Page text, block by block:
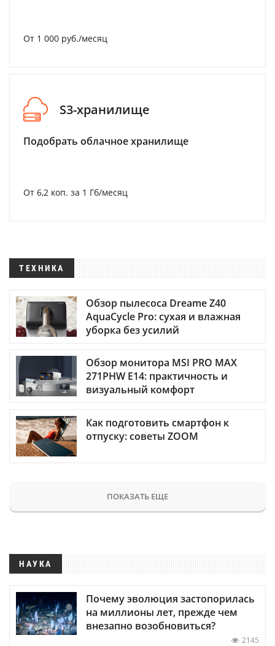
От 1 000 руб./месяц
S3-хранилище
Подобрать облачное хранилище
От 6,2 коп. за 1 Гб/месяц
ТЕХНИКА
Обзор пылесоса Dreame Z40
AquaCycle Pro: сухая и влажная
уборка без усилий
Обзор монитора MSI PRO MAX
271PHW E14: практичность и
визуальный комфорт
Как подготовить смартфон к
отпуску: советы ZOOM
ПОКАЗАТЬ ЕЩЕ
НАУКА
Почему эволюция застопорилась
на миллионы лет, прежде чем
внезапно возобновиться?
2145